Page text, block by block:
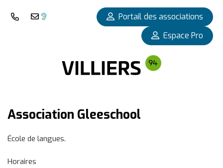
Nous téléphoner
Nous contacter
Portail des associations
Espace Pro
Association Gleeschool
École de langues.
Horaires